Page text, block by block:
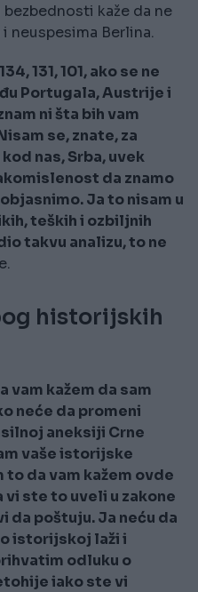
kaže da ne
neuspesima Berlina.
131, 101, ako se ne
Portugala, Austrije i
ni šta bih vam
se, znate, za
nas, Srba, uvek
da znamo
Ja to nisam u
teških i ozbiljnih
takvu analizu, to ne
historijskih
vam kažem da sam
neće da promeni
aneksiji Crne
vaše istorijske
da vam kažem ovde
vi ste to uveli u zakone
da poštuju. Ja neću da
istorijskoj laži i
odluku o
iako ste vi